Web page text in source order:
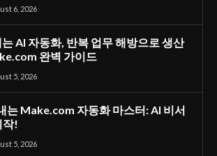
6, 2026
AI 자동화, 반복 업무 해방으로 생산
완벽 가이드
5, 2026
는 Make.com 자동화 마스터: AI 비서
작!
5, 2026